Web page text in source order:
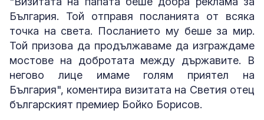
България. Той отправя посланията от всяка
точка на света. Посланието му беше за мир.
Той призова да продължаваме да изграждаме
мостове на добротата между държавите. В
негово лице имаме голям приятел на
България", коментира визитата на Светия отец
българският премиер Бойко Борисов.